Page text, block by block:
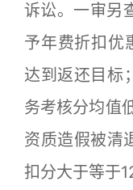
诉讼。一审另
予年费折扣优
达到返还目标
务考核分均值
资质造假被清
扣分大于等于